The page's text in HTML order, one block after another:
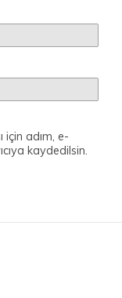
için adım, e-
kaydedilsin.